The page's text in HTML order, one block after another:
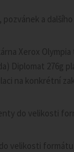
a
Xerox
Diplomat 276g
na konkrétní
do velikosti
velikosti